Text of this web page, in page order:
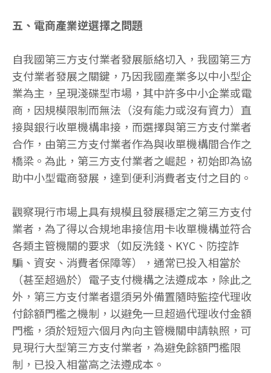
五、電商產業逆選擇之問題
自我國第三方支付業者發展脈絡切入，我國第三方
支付業者發展之關鍵，乃因我國產業多以中小型企
業為主，呈現淺碟型市場，其中許多中小企業或電
商，因規模限制而無法（沒有能力或沒有資力）直
接與銀行收單機構串接，而選擇與第三方支付業者
合作，由第三方支付業者作為與收單機構間合作之
橋梁。為此，第三方支付業者之崛起，初始即為協
助中小型電商發展，達到便利消費者支付之目的。
觀察現行市場上具有規模且發展穩定之第三方支付
業者，為了得以合規地串接信用卡收單機構並符合
各類主管機關的要求（如反洗錢、KYC、防控詐
騙、資安、消費者保障等），通常已投入相當於
（甚至超過於）電子支付機構之法遵成本，除此之
外，第三方支付業者還須另外備置隨時監控代理收
付餘額門檻之機制，以避免一旦超過代理收付金額
門檻，須於短短六個月內向主管機關申請執照，可
見現行大型第三方支付業者，為避免餘額門檻限
制，已投入相當高之法遵成本。